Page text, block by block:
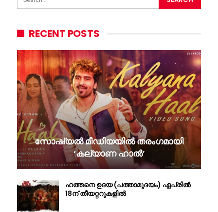
RECENT POSTS
സോഷ്യൽ മീഡിയയിൽ തരംഗമായി
‘കല്യാണ ഹാൽ’
ഹത്തനെ ഉദയ (പത്താമുദയം) ഏപ്രിൽ
18ന് തീയറ്ററുകളിൽ